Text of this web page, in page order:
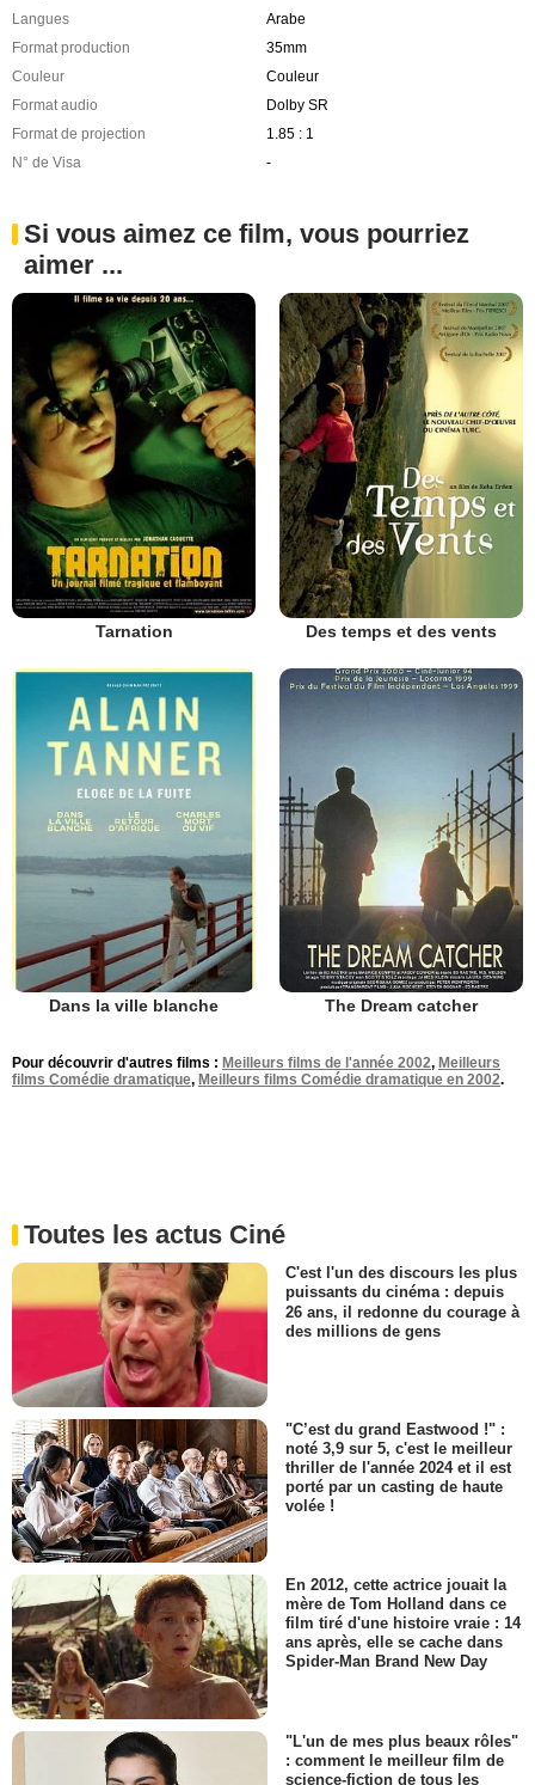
Langues
Arabe
Format production
35mm
Couleur
Couleur
Format audio
Dolby SR
Format de projection
1.85 : 1
N° de Visa
-
Si vous aimez ce film, vous pourriez
aimer ...
Tarnation Des temps et des vents
Dans la ville blanche The Dream catcher
Pour découvrir d'autres films : Meilleurs films de l'année 2002, Meilleurs
films Comédie dramatique, Meilleurs films Comédie dramatique en 2002.
Toutes les actus Ciné
C'est l'un des discours les plus
puissants du cinéma : depuis
26 ans, il redonne du courage à
des millions de gens
"C’est du grand Eastwood !" :
noté 3,9 sur 5, c'est le meilleur
thriller de l'année 2024 et il est
porté par un casting de haute
volée !
En 2012, cette actrice jouait la
mère de Tom Holland dans ce
film tiré d'une histoire vraie : 14
ans après, elle se cache dans
Spider-Man Brand New Day
"L'un de mes plus beaux rôles"
: comment le meilleur film de
science-fiction de tous les